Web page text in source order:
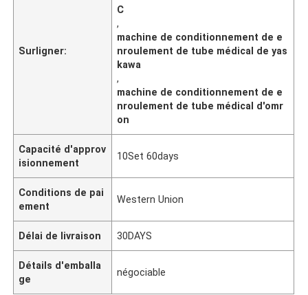
Surligner:
C
,
machine de conditionnement de e
nroulement de tube médical de yas
kawa
,
machine de conditionnement de e
nroulement de tube médical d'omr
on
Capacité d'approv
isionnement
10Set 60days
Conditions de pai
ement
Western Union
Délai de livraison 30DAYS
Détails d'emballa
ge
négociable